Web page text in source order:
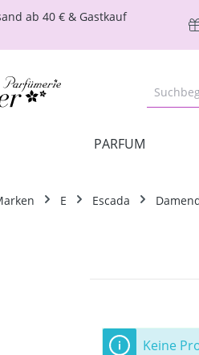
springen
ab 40 € & Gastkauf
PARFUM
E Escada
Keine